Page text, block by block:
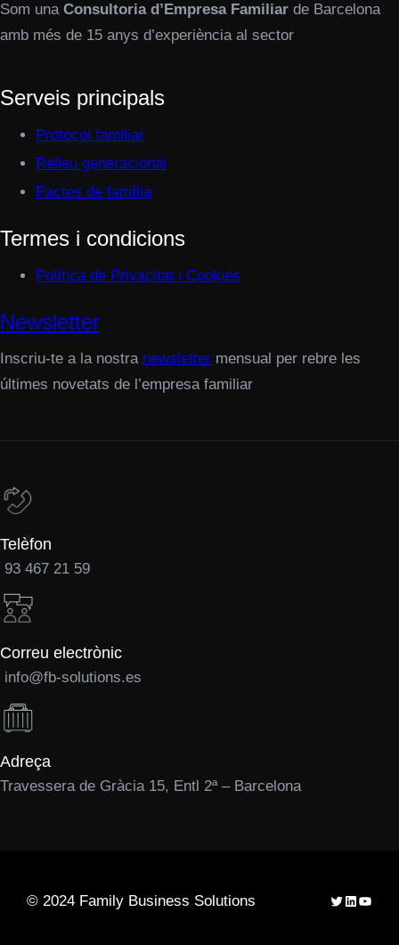
Som una Consultoria d’Empresa Familiar de Barcelona
amb més de 15 anys d’experiència al sector
Serveis principals
Protocol familiar
Relleu generacional
Pactes de família
Termes i condicions
Política de Privacitat i Cookies
Newsletter
Inscriu-te a la nostra newsletter mensual per rebre les
últimes novetats de l’empresa familiar
Telèfon
93 467 21 59
Correu electrònic
info@fb-solutions.es
Adreça
Travessera de Gràcia 15, Entl 2ª – Barcelona
© 2024 Family Business Solutions Twitter
LinkedIn